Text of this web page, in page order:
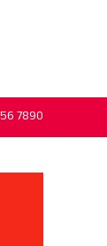
7890